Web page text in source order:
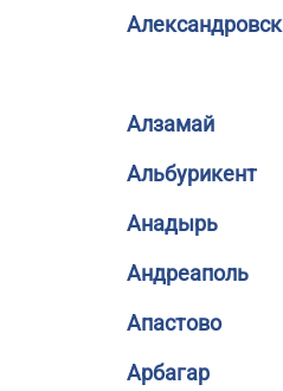
Александровск
Алзамай
Альбурикент
Анадырь
Андреаполь
Апастово
Арбагар